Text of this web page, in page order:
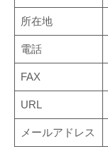
所在地
電話
FAX
URL
メールアドレス